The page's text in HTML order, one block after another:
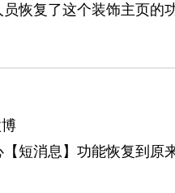
恢复了这个装饰主页的
短消息】功能恢复到原